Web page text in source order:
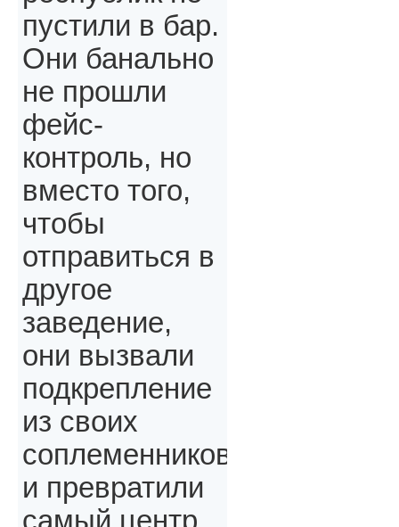
пустили в бар.
Они банально
не прошли
фейс-
контроль, но
вместо того,
чтобы
отправиться в
другое
заведение,
они вызвали
подкрепление
из своих
соплеменников
и превратили